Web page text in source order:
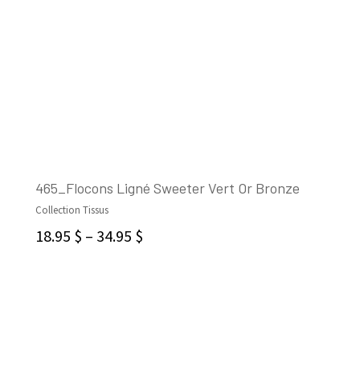
465_Flocons Ligné Sweeter Vert Or Bronze
Collection Tissus
18.95 $ – 34.95 $